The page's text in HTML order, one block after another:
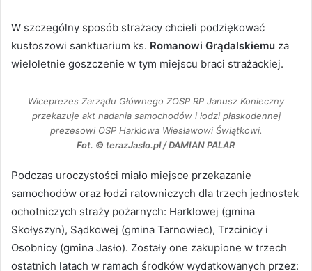
W szczególny sposób strażacy chcieli podziękować
kustoszowi sanktuarium ks. Romanowi Grądalskiemu za
wieloletnie goszczenie w tym miejscu braci strażackiej.
Wiceprezes Zarządu Głównego ZOSP RP Janusz Konieczny
przekazuje akt nadania samochodów i łodzi płaskodennej
prezesowi OSP Harklowa Wiesławowi Świątkowi.
Fot. © terazJaslo.pl / DAMIAN PALAR
Podczas uroczystości miało miejsce przekazanie
samochodów oraz łodzi ratowniczych dla trzech jednostek
ochotniczych straży pożarnych: Harklowej (gmina
Skołyszyn), Sądkowej (gmina Tarnowiec), Trzcinicy i
Osobnicy (gmina Jasło). Zostały one zakupione w trzech
ostatnich latach w ramach środków wydatkowanych przez: